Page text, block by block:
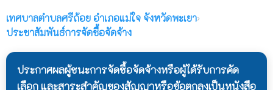
เทศบาลตำบลศรีถ้อย อำเภอแม่ใจ จังหวัดพะเยา›
ประชาสัมพันธ์การจัดชื้อจัดจ้าง
ประกาศผลผู้ชนะการจัดซื้อจัดจ้างหรือผู้ได้รับการคัด
เลือก และสาระสำคัญของสัญญาหรือข้อตกลงเป็นหนังสือ